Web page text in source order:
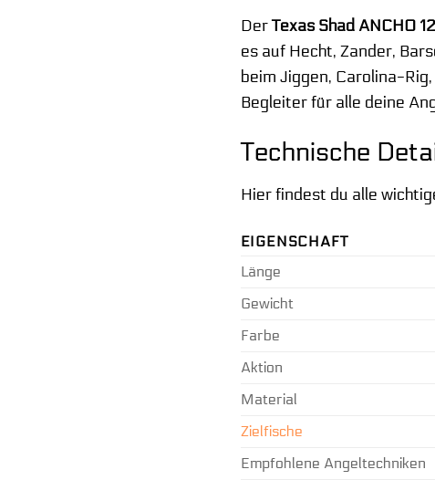
DerTexas Shad ANCHO
es auf Hecht, Zander,
beim Jiggen, Carolina-
Begleiter für alle deine
Technische
Hier findest du alle
EIGENSCHAFT
Länge
Gewicht
Farbe
Aktion
Material
Zielfische
Empfohlene Angeltechniken